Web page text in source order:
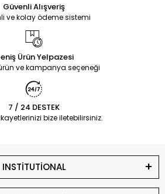
Güvenli Alışveriş
ve kolay ödeme sistemi
Ürün Yelpazesi
ve kampanya seçeneği
7 / 24 DESTEK
bize iletebilirsiniz.
INSTİTUTİONAL